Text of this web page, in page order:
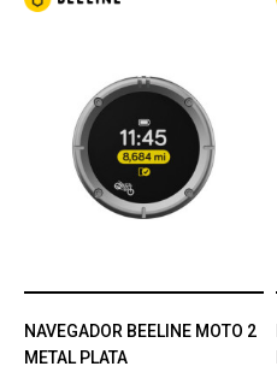
NAVEGADOR BEELINE MOTO 2
METAL PLATA